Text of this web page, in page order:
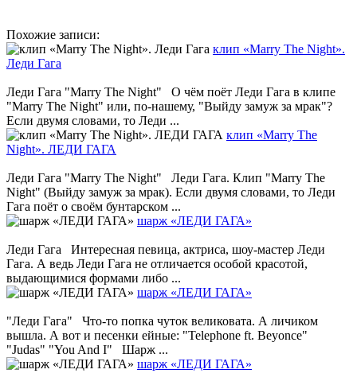
Похожие записи:
клип «Marry The Night».
Леди Гага
Леди Гага "Marry The Night" О чём поёт Леди Гага в клипе
"Marry The Night" или, по-нашему, "Выйду замуж за мрак"?
Если двумя словами, то Леди ...
клип «Marry The
Night». ЛЕДИ ГАГА
Леди Гага "Marry The Night" Леди Гага. Клип "Marry The
Night" (Выйду замуж за мрак). Если двумя словами, то Леди
Гага поёт о своём бунтарском ...
шарж «ЛЕДИ ГАГА»
Леди Гага Интересная певица, актриса, шоу-мастер Леди
Гага. А ведь Леди Гага не отличается особой красотой,
выдающимися формами либо ...
шарж «ЛЕДИ ГАГА»
"Леди Гага" Что-то попка чуток великовата. А личиком
вышла. А вот и песенки ейные: "Telephone ft. Beyoncе"
"Judas" "You And I" Шарж ...
шарж «ЛЕДИ ГАГА»